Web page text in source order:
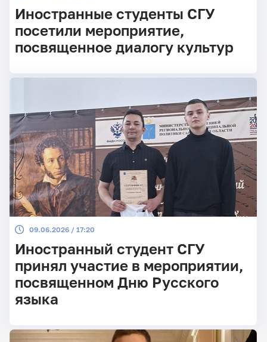
Иностранные студенты СГУ
посетили мероприятие,
посвященное диалогу культур
09.06.2026 / 17:20
Иностранный студент СГУ
принял участие в мероприятии,
посвященном Дню Русского
языка